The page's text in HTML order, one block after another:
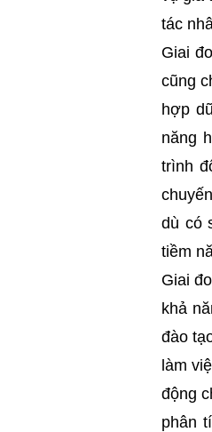
tác
Giai
cũng
hợp
năng
trình
dù có
tiềm
Giai
khả
đào
làm
động
phân